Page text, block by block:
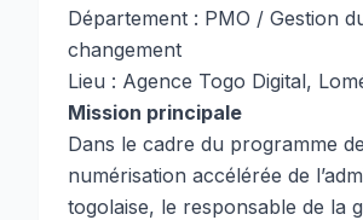
Département : PMO / Gestion
changement
Lieu : Agence Togo Digital,
Mission principale
Dans le cadre du programme de
numérisation accélérée de
togolaise, le responsable de la